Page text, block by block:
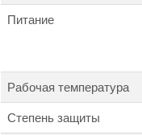
Питание
Рабочая температура
Степень защиты